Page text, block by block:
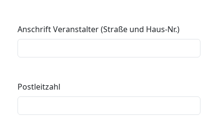
Anschrift Veranstalter (Straße und Haus-Nr.)
Postleitzahl